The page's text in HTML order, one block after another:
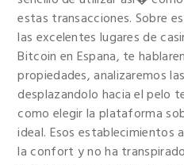
estas transacciones. Sobre
las excelentes lugares de
Bitcoin en Espana, te
propiedades, analizaremos
desplazandolo hacia el pelo
como elegir la plataforma
ideal. Esos establecimientos
la confort y no ha